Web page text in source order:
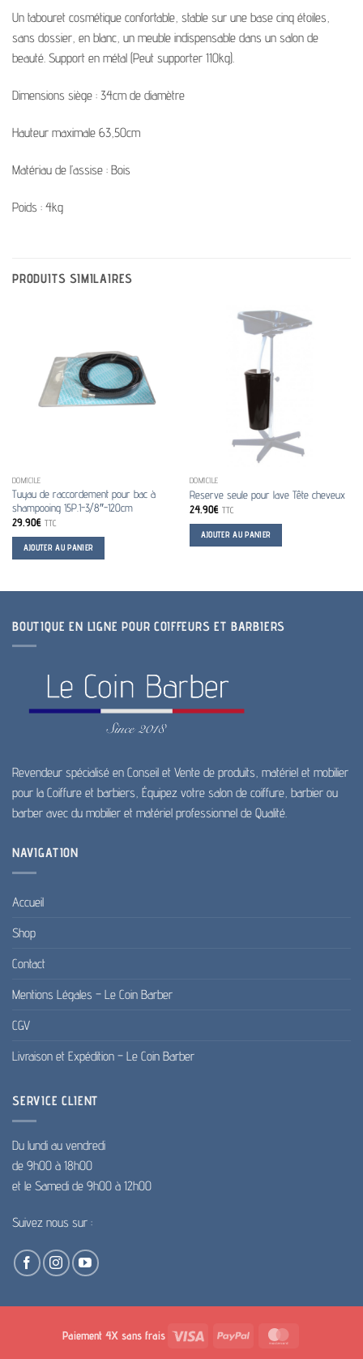
Un tabouret cosmétique confortable, stable sur une base cinq étoiles,
sans dossier, en blanc, un meuble indispensable dans un salon de
beauté. Support en métal (Peut supporter 110kg).
Dimensions siège : 34cm de diamètre
Hauteur maximale 63,50cm
Matériau de l’assise : Bois
Poids : 4kg
PRODUITS SIMILAIRES
DOMICILE
Tuyau de raccordement pour bac à
shampooing 15P.1-3/8″-120cm
29.90€ TTC
AJOUTER AU PANIER
DOMICILE
Reserve seule pour lave Tête cheveux
24.90€ TTC
AJOUTER AU PANIER
BOUTIQUE EN LIGNE POUR COIFFEURS ET BARBIERS
Revendeur spécialisé en Conseil et Vente de produits, matériel et mobilier
pour la Coiffure et barbiers, Équipez votre salon de coiffure, barbier ou
barber avec du mobilier et matériel professionnel de Qualité.
NAVIGATION
Accueil
Shop
Contact
Mentions Légales – Le Coin Barber
CGV
Livraison et Expédition – Le Coin Barber
SERVICE CLIENT
Du lundi au vendredi
de 9h00 à 18h00
et le Samedi de 9h00 à 12h00
Suivez nous sur :
Paiement 4X sans frais Visa PayPal